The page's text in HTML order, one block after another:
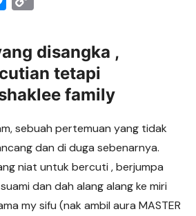
ss
e
n
g
er
p
y
Li
n
k
disangka ,
tetapi
shaklee family
sebuah pertemuan yang tidak
dan di duga sebenarnya.
niat untuk bercuti , berjumpa
dan dah alang alang ke miri
my sifu (nak ambil aura MASTER